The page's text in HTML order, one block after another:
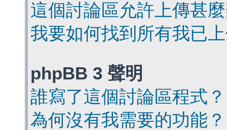
這個討論區允許上傳甚
我要如何找到所有我已
phpBB 3 聲明
誰寫了這個討論區程式？
為何沒有我需要的功能？